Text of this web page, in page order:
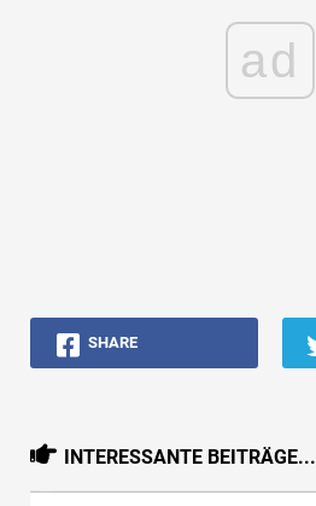
ad
SHARE
INTERESSANTE BEITRÄGE...